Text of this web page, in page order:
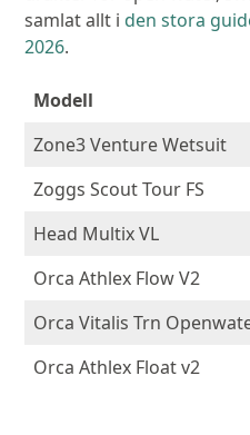
samlat allt i den stora
2026.
Modell
Zone3 Venture Wetsuit
Zoggs Scout Tour FS
Head Multix VL
Orca Athlex Flow V2
Orca Vitalis Trn
Orca Athlex Float v2